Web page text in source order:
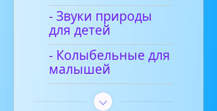
- Звуки природы
для детей
- Колыбельные для
малышей